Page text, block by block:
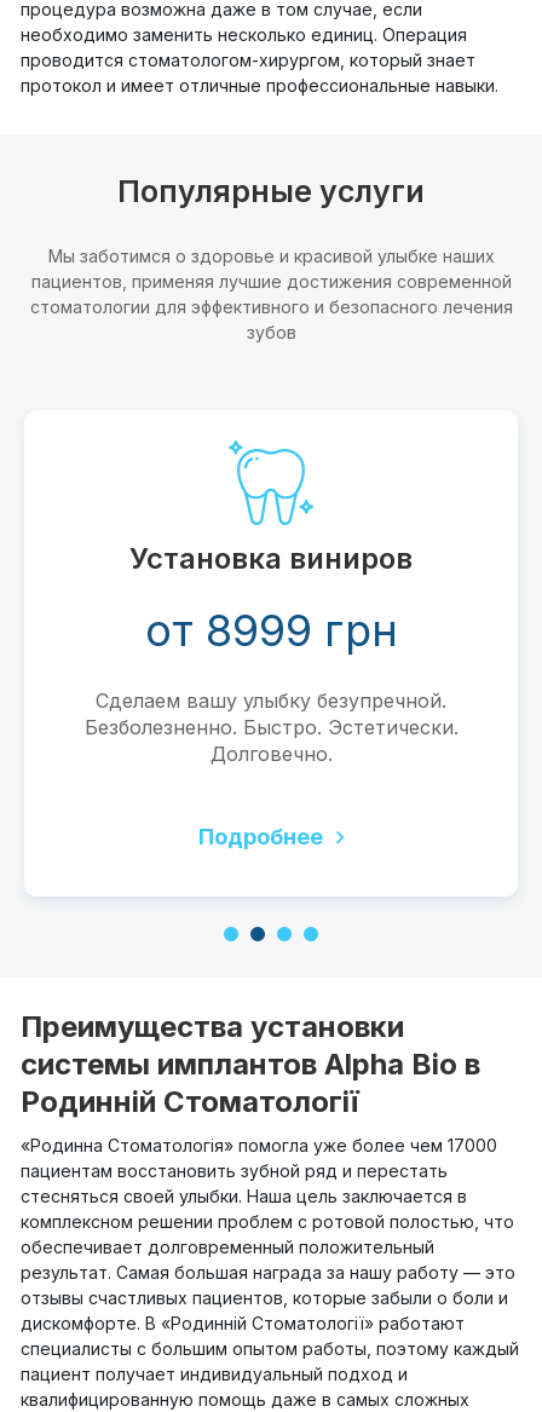
процедура возможна даже в том случае, если
необходимо заменить несколько единиц. Операция
проводится стоматологом-хирургом, который знает
протокол и имеет отличные профессиональные навыки.
Популярные услуги
Мы заботимся о здоровье и красивой улыбке наших
пациентов, применяя лучшие достижения современной
стоматологии для эффективного и безопасного лечения
зубов
Отбеливание Magic Smile
от 2 999 грн
Ваша уверенность и
благодаря белой улыбке. Безопасно.
Подробнее
Преимущества установки
системы имплантов Alpha Bio в
Родинній Стоматології
«Родинна Стоматологія» помогла уже более чем 17000
пациентам восстановить зубной ряд и перестать
стесняться своей улыбки. Наша цель заключается в
комплексном решении проблем с ротовой полостью, что
обеспечивает долговременный положительный
результат. Самая большая награда за нашу работу — это
отзывы счастливых пациентов, которые забыли о боли и
дискомфорте. В «Родинній Стоматології» работают
специалисты с большим опытом работы, поэтому каждый
пациент получает индивидуальный подход и
квалифицированную помощь даже в самых сложных